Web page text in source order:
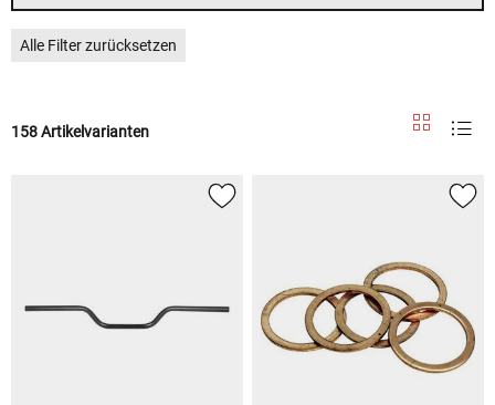
Alle Filter zurücksetzen
158 Artikelvarianten